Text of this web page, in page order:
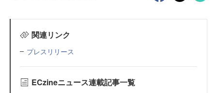
関連リンク
プレスリリース
ECzineニュース連載記事一覧